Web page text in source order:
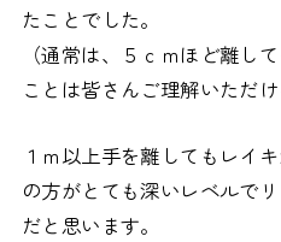
たことでした。
（通常は、５ｃｍほど離し
ことは皆さんご理解いただけ
１ｍ以上手を離してもレイ
の方がとても深いレベルで
だと思います。